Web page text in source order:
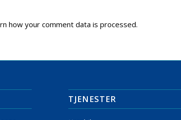
how your comment data is processed.
TJENESTER